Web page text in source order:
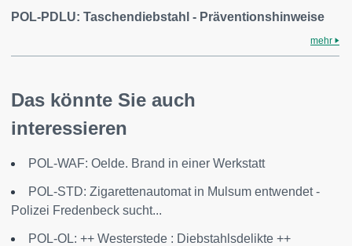
POL-PDLU: Taschendiebstahl - Präventionshinweise
mehr
Das könnte Sie auch
interessieren
POL-WAF: Oelde. Brand in einer Werkstatt
POL-STD: Zigarettenautomat in Mulsum entwendet -
Polizei Fredenbeck sucht...
POL-OL: ++ Westerstede : Diebstahlsdelikte ++